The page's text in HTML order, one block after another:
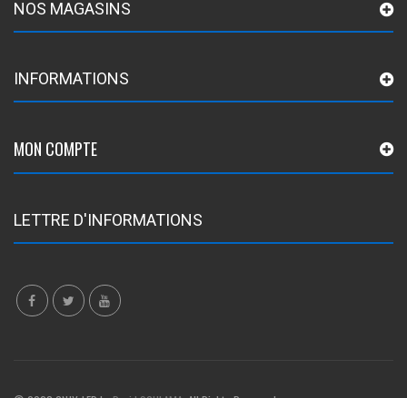
NOS MAGASINS
INFORMATIONS
MON COMPTE
LETTRE D'INFORMATIONS